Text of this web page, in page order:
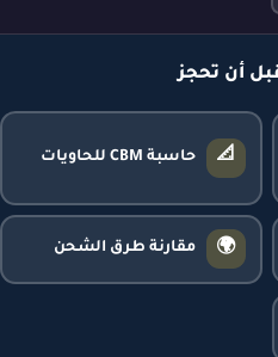
أن تحجز
📐 حاسبة CBM للحاويات
🌍 مقارنة طرق الشحن